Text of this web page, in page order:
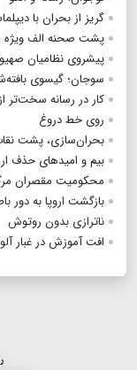
گریز از بحران ‌با
پشت صحنه الف ویژه
پیشروی نظامیان
سوجان؛ گیسوی
کار در رسانه سخت‌تر
روی خط دروغ
بحران‌سازی، پشت
بیم و امیدهای حذف
محکومیت مقصران مرگ ۳
بازگشت اروپا به دور
ناترازی بدون روتوش
افت آموزش در غبار